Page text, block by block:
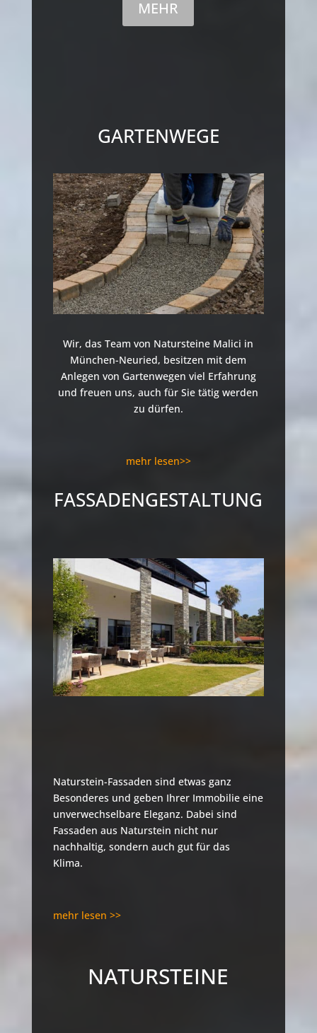
MEHR
GARTENWEGE
Wir, das Team von Natursteine Malici in
München-Neuried, besitzen mit dem
Anlegen von Gartenwegen viel Erfahrung
und freuen uns, auch für Sie tätig werden
zu dürfen.
mehr lesen>>
FASSADENGESTALTUNG
Naturstein-Fassaden sind etwas ganz
Besonderes und geben Ihrer Immobilie eine
unverwechselbare Eleganz. Dabei sind
Fassaden aus Naturstein nicht nur
nachhaltig, sondern auch gut für das
Klima.
mehr lesen >>
NATURSTEINE